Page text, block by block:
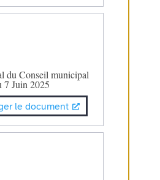
du Conseil municipal
7 Juin 2025
le document